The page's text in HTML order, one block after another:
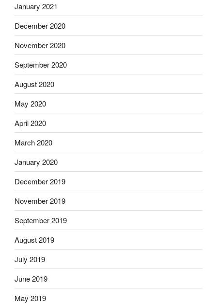
January 2021
December 2020
November 2020
September 2020
August 2020
May 2020
April 2020
March 2020
January 2020
December 2019
November 2019
September 2019
August 2019
July 2019
June 2019
May 2019